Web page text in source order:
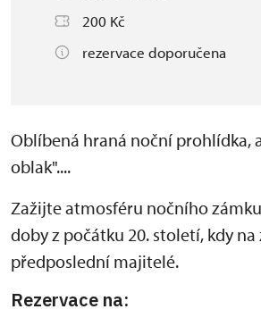
200 Kč
rezervace doporučena
Oblíbená hraná noční prohlídka,
oblak"....
Zažijte atmosféru nočního
doby z počátku 20. století, kdy
předposlední majitelé.
Rezervace na: